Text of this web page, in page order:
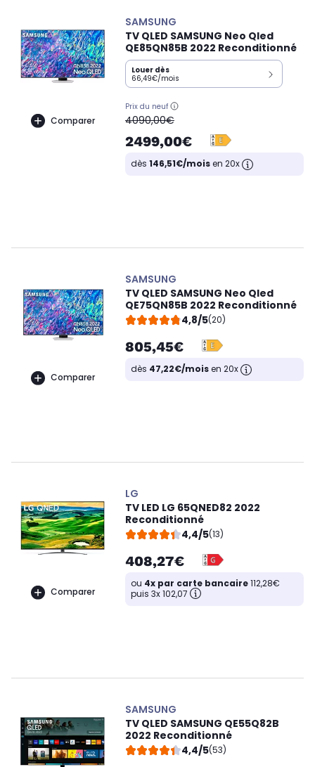
Comparer
SAMSUNG
TV QLED SAMSUNG Neo Qled
QE85QN85B 2022 Reconditionné
Louer dès
66,49€/mois
Prix du neuf
oldPrice
4090,00€
2499,00€
dès 146,51€/moisen 20x
Comparer
SAMSUNG
TV QLED SAMSUNG Neo Qled
QE75QN85B 2022 Reconditionné
4,8/5(20)
805,45€
dès 47,22€/moisen 20x
Comparer
LG
TV LED LG 65QNED82 2022
Reconditionné
4,4/5(13)
408,27€
ou 4x par carte bancaire112,28€
puis 3x 102,07
SAMSUNG
TV QLED SAMSUNG QE55Q82B
2022 Reconditionné
4,4/5(53)